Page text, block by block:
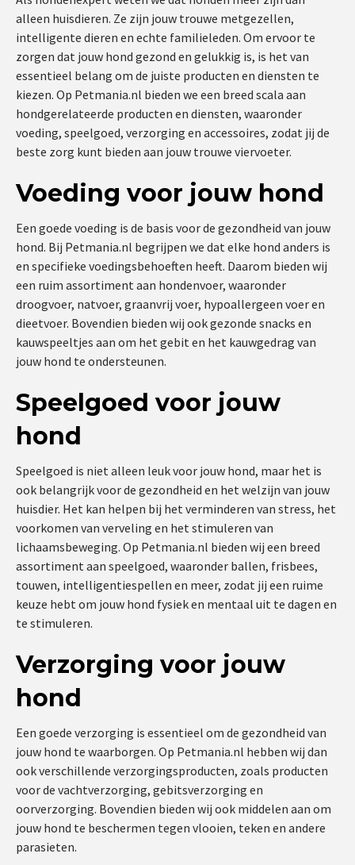
alleen huisdieren. Ze zijn jouw trouwe metgezellen,
intelligente dieren en echte familieleden. Om ervoor te
zorgen dat jouw hond gezond en gelukkig is, is het van
essentieel belang om de juiste producten en diensten te
kiezen. Op Petmania.nl bieden we een breed scala aan
hondgerelateerde producten en diensten, waaronder
voeding, speelgoed, verzorging en accessoires, zodat jij de
beste zorg kunt bieden aan jouw trouwe viervoeter.
Voeding voor jouw hond
Een goede voeding is de basis voor de gezondheid van jouw
hond. Bij Petmania.nl begrijpen we dat elke hond anders is
en specifieke voedingsbehoeften heeft. Daarom bieden wij
een ruim assortiment aan hondenvoer, waaronder
droogvoer, natvoer, graanvrij voer, hypoallergeen voer en
dieetvoer. Bovendien bieden wij ook gezonde snacks en
kauwspeeltjes aan om het gebit en het kauwgedrag van
jouw hond te ondersteunen.
Speelgoed voor jouw
hond
Speelgoed is niet alleen leuk voor jouw hond, maar het is
ook belangrijk voor de gezondheid en het welzijn van jouw
huisdier. Het kan helpen bij het verminderen van stress, het
voorkomen van verveling en het stimuleren van
lichaamsbeweging. Op Petmania.nl bieden wij een breed
assortiment aan speelgoed, waaronder ballen, frisbees,
touwen, intelligentiespellen en meer, zodat jij een ruime
keuze hebt om jouw hond fysiek en mentaal uit te dagen en
te stimuleren.
Verzorging voor jouw
hond
Een goede verzorging is essentieel om de gezondheid van
jouw hond te waarborgen. Op Petmania.nl hebben wij dan
ook verschillende verzorgingsproducten, zoals producten
voor de vachtverzorging, gebitsverzorging en
oorverzorging. Bovendien bieden wij ook middelen aan om
jouw hond te beschermen tegen vlooien, teken en andere
parasieten.